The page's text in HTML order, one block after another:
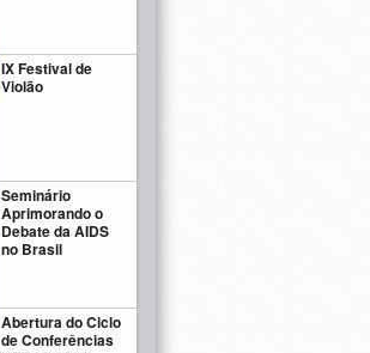
IX Festival de
Violão
Seminário
Aprimorando o
Debate da AIDS
no Brasil
Abertura do Ciclo
de Conferências